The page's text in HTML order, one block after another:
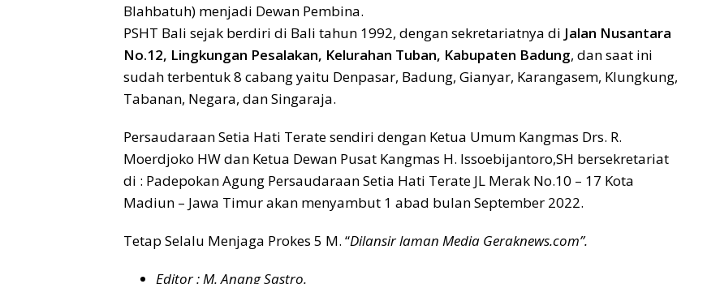
Blahbatuh) menjadi Dewan Pembina.
PSHT Bali sejak berdiri di Bali tahun 1992, dengan sekretariatnya di Jalan Nusantara
No.12, Lingkungan Pesalakan, Kelurahan Tuban, Kabupaten Badung, dan saat ini
sudah terbentuk 8 cabang yaitu Denpasar, Badung, Gianyar, Karangasem, Klungkung,
Tabanan, Negara, dan Singaraja.
Persaudaraan Setia Hati Terate sendiri dengan Ketua Umum Kangmas Drs. R.
Moerdjoko HW dan Ketua Dewan Pusat Kangmas H. Issoebijantoro,SH bersekretariat
di : Padepokan Agung Persaudaraan Setia Hati Terate JL Merak No.10 – 17 Kota
Madiun – Jawa Timur akan menyambut 1 abad bulan September 2022.
Tetap Selalu Menjaga Prokes 5 M. “Dilansir laman Media Geraknews.com”.
Editor : M. Anang Sastro.